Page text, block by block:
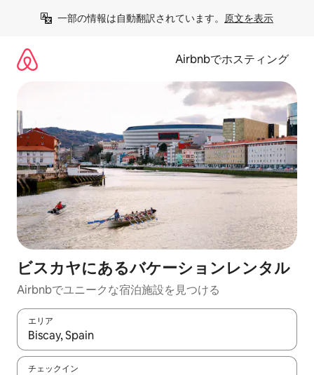
一部の情報は自動翻訳されています。 原文を表示
Airbnbでホスティング
ビスカヤにあるバケーションレンタル
Airbnbでユニークな宿泊施設を見つける
エリア
検索結果が表示されたら、上下の矢印キーを使って移動するか
チェックイン